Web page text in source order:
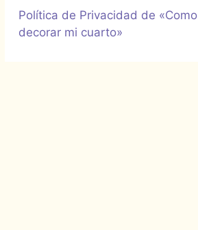
Política de Privacidad de «Como
decorar mi cuarto»